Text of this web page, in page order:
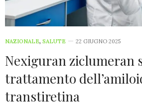
NAZIONALE, SALUTE 22 GIUGNO 2025
Nexiguran ziclumeran
trattamento
transtiretina